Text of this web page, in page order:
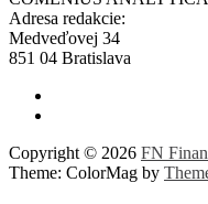
Adresa redakcie:
Medveďovej 34
851 04 Bratislava
Copyright © 2026 FN
Theme: ColorMag by